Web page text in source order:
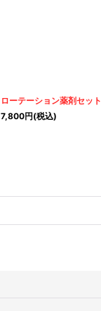
ローテーション薬剤セット
7,800円(税込)